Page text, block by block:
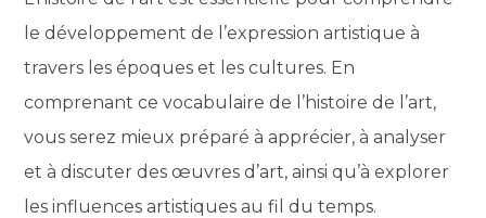
le développement de l’expression artistique à
travers les époques et les cultures. En
comprenant ce vocabulaire de l’histoire de l’art,
vous serez mieux préparé à apprécier, à analyser
et à discuter des œuvres d’art, ainsi qu’à explorer
les influences artistiques au fil du temps.